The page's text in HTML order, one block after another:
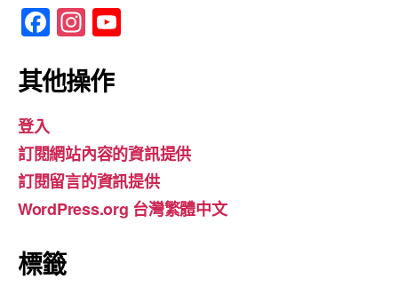
F
a
c
b
o
o
k
In
st
a
gr
a
m
u
b
e
其他操作
登入
訂閱網站內容的資訊提供
訂閱留言的資訊提供
WordPress.org 台灣繁體中文
標籤